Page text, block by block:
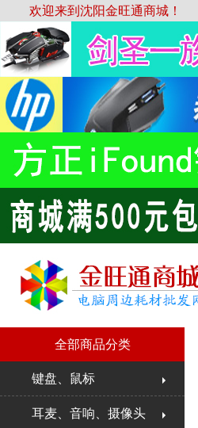
欢迎来到沈阳金旺通商城！
全部商品分类
键盘、鼠标
耳麦、音响、摄像头